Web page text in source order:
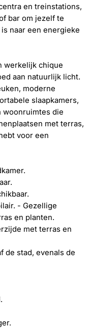
en treinstations,
bar om jezelf te
naar een energieke
werkelijk chique
aan natuurlijk licht.
moderne
slaapkamers,
woonruimtes die
met terras,
voor een
- Gezellige
en planten.
met terras en
de stad, evenals de